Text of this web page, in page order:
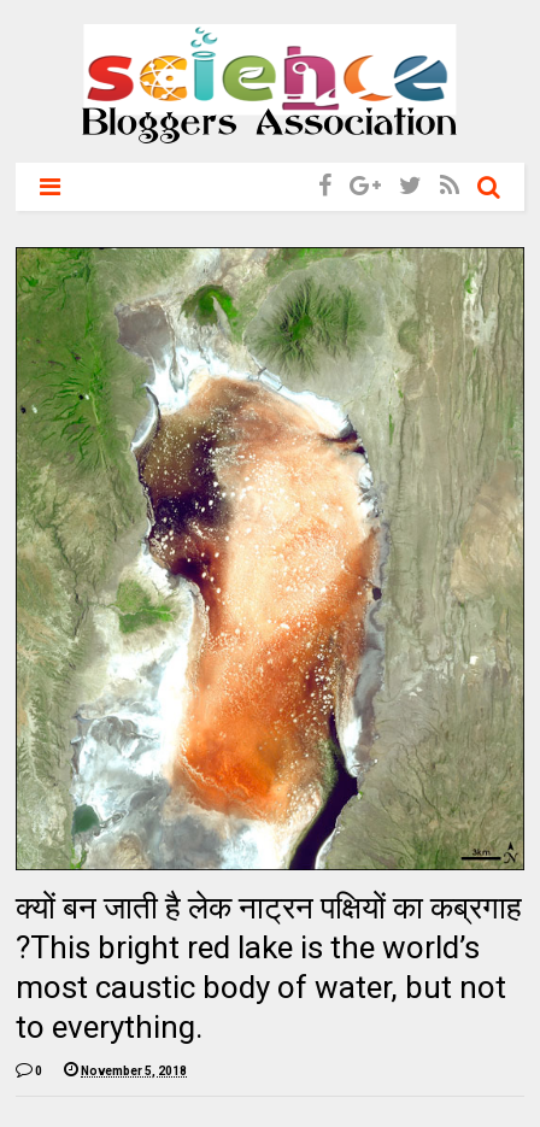
क्यों बन जाती है लेक नाट्रन पक्षियों का कब्रगाह
?This bright red lake is the world’s
most caustic body of water, but not
to everything.
0 November 5, 2018